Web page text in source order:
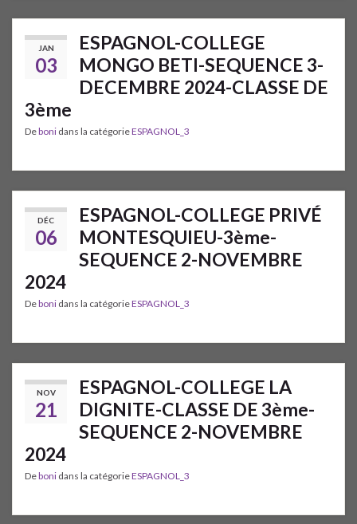
JAN
03
ESPAGNOL-COLLEGE
MONGO BETI-SEQUENCE 3-
DECEMBRE 2024-CLASSE DE
3ème
Deboni dans la catégorieESPAGNOL_3
DÉC
06
ESPAGNOL-COLLEGE PRIVÉ
MONTESQUIEU-3ème-
SEQUENCE 2-NOVEMBRE
2024
Deboni dans la catégorieESPAGNOL_3
NOV
21
ESPAGNOL-COLLEGE LA
DIGNITE-CLASSE DE 3ème-
SEQUENCE 2-NOVEMBRE
2024
Deboni dans la catégorieESPAGNOL_3